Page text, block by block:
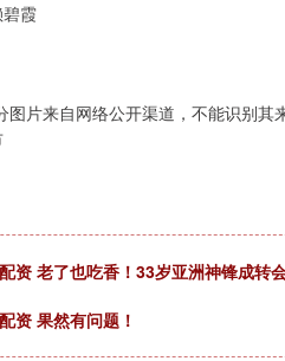
霞
图片来自网络公开渠道，不能识别
资 老了也吃香！33岁亚洲神锋成转
资 果然有问题！